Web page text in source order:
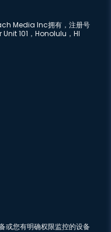
Media Inc拥有，注册号
101，Honolulu，HI
或您有明确权限监控的设备